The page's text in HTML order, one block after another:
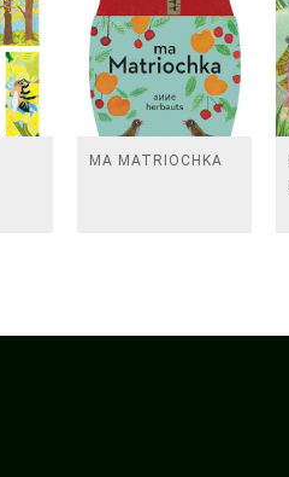
MA MATRIOCHKA